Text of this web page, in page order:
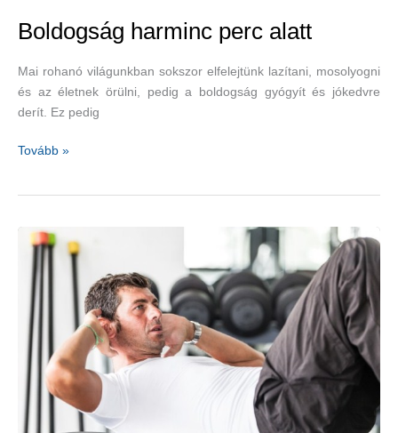
Boldogság harminc perc alatt
Mai rohanó világunkban sokszor elfelejtünk lazítani, mosolyogni
és az életnek örülni, pedig a boldogság gyógyít és jókedvre
derít. Ez pedig
Boldogság
Tovább »